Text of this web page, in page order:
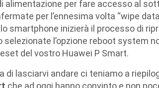
alimentazione per fare accesso al
per l’ennesima volta “wipe
smartphone inizierà il processo di
l’opzione reboot system
del vostro Huawei P Smart.
di lasciarvi andare ci teniamo a
che ad oggi hanno convinto e non